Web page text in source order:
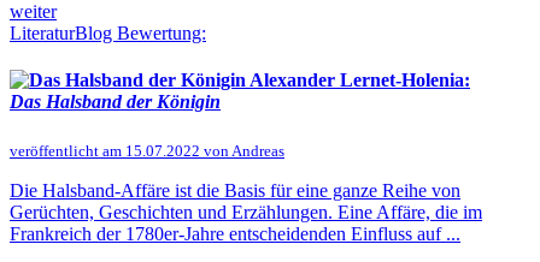
weiter
LiteraturBlog Bewertung:
Alexander Lernet-Holenia:
Das Halsband der Königin
veröffentlicht am 15.07.2022 von Andreas
Die Halsband-Affäre ist die Basis für eine ganze Reihe von
Gerüchten, Geschichten und Erzählungen. Eine Affäre, die im
Frankreich der 1780er-Jahre entscheidenden Einfluss auf ...